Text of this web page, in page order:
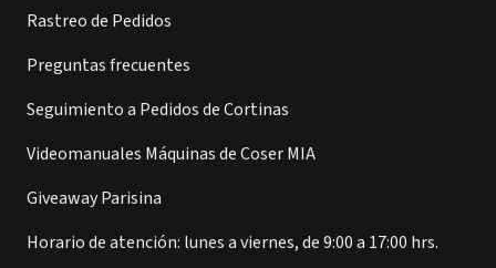
Rastreo de Pedidos
Preguntas frecuentes
Seguimiento a Pedidos de Cortinas
Videomanuales Máquinas de Coser MIA
Giveaway Parisina
Horario de atención: lunes a viernes, de 9:00 a 17:00 hrs.